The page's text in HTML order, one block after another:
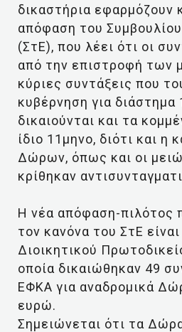
δικαστήρια εφαρμόζουν
απόφαση του
(ΣτΕ), που λέει ότι οι
από την επιστροφή των
κύριες συντάξεις που
κυβέρνηση για διάστημα
δικαιούνται και τα
ίδιο 11μηνο, διότι και η
Δώρων, όπως και οι
κρίθηκαν
Η νέα απόφαση-πιλότος
τον κανόνα του ΣτΕ
Διοικητικού
οποία δικαιώθηκαν 49
ΕΦΚΑ για αναδρομικά
ευρώ.
Σημειώνεται ότι τα